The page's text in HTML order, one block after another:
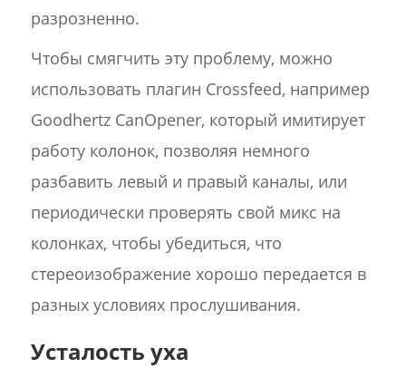
разрозненно.
Чтобы смягчить эту проблему, можно
использовать плагин Crossfeed, например
Goodhertz CanOpener, который имитирует
работу колонок, позволяя немного
разбавить левый и правый каналы, или
периодически проверять свой микс на
колонках, чтобы убедиться, что
стереоизображение хорошо передается в
разных условиях прослушивания.
Усталость уха